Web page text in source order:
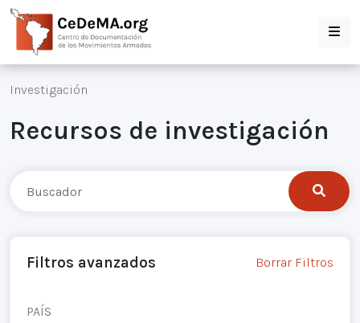
Investigación
Recursos de investigación
Filtros avanzados Borrar Filtros
PAÍS